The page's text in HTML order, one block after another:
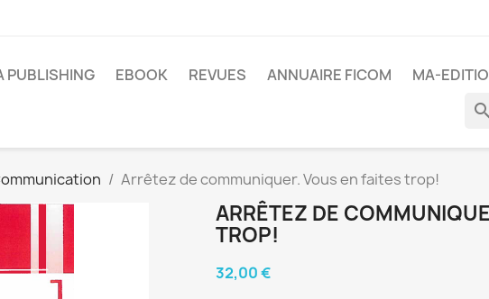
PUBLISHING EBOOK REVUES ANNUAIRE FICOM MA-
search
Arrêtez de communiquer. Vous en faites trop!
ARRÊTEZ DE
TROP!
32,00 €